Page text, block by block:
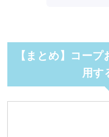
【まとめ】コー
用す